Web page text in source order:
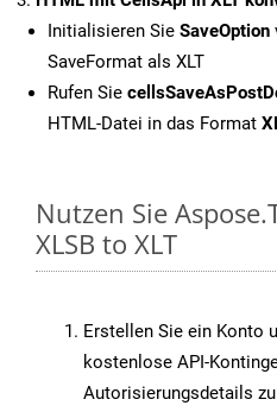
Initialisieren Sie SaveOption
SaveFormat als XLT
Rufen Sie
HTML-Datei in das Format
Nutzen Sie
XLSB to XLT
Erstellen Sie ein Konto
kostenlose API-
Autorisierungsdetails